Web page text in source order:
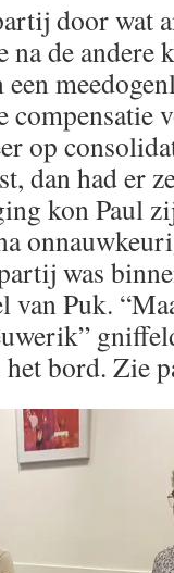
door wat
na de andere
compensatie
op
dan had er
kon Paul
was
van Puk.
bord. Zie